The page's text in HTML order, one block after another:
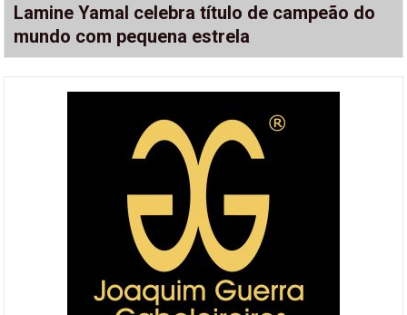
Lamine Yamal celebra título de campeão do
mundo com pequena estrela